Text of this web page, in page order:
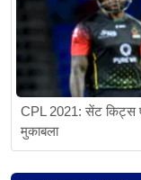
CPL 2021: सेंट किट्स
मुकाबला